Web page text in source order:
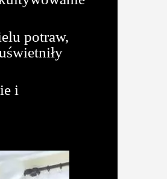
potraw,
i